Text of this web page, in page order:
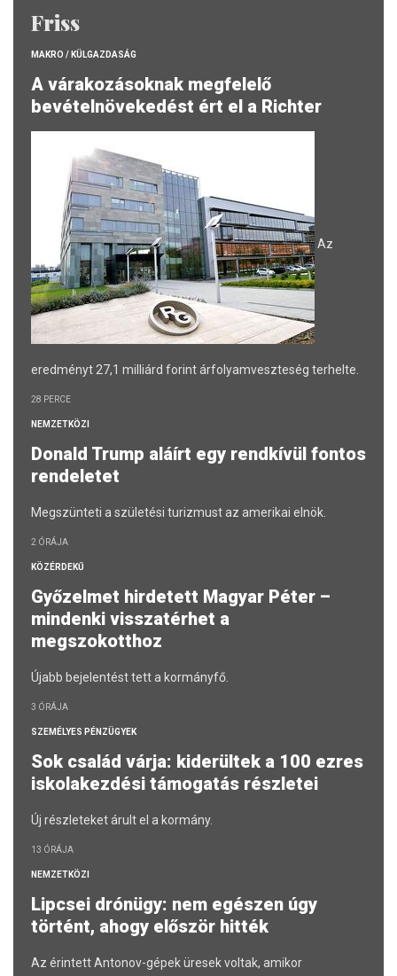
Friss
MAKRO / KÜLGAZDASÁG
A várakozásoknak megfelelő
bevételnövekedést ért el a Richter
Az
eredményt 27,1 milliárd forint árfolyamveszteség terhelte.
28 PERCE
NEMZETKÖZI
Donald Trump aláírt egy rendkívül fontos
rendeletet
Megszünteti a születési turizmust az amerikai elnök.
2 ÓRÁJA
KÖZÉRDEKŰ
Győzelmet hirdetett Magyar Péter –
mindenki visszatérhet a
megszokotthoz
Újabb bejelentést tett a kormányfő.
3 ÓRÁJA
SZEMÉLYES PÉNZÜGYEK
Sok család várja: kiderültek a 100 ezres
iskolakezdési támogatás részletei
Új részleteket árult el a kormány.
13 ÓRÁJA
NEMZETKÖZI
Lipcsei drónügy: nem egészen úgy
történt, ahogy először hitték
Az érintett Antonov-gépek üresek voltak, amikor